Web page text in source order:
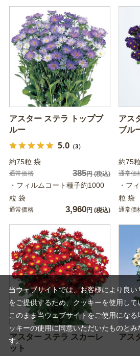
アスター ステラ トップブ
ルー
5.0（3）
約75粒 袋
通常価格 385円(税込)
・フィルムコート種子約1000
粒 袋
通常価格 3,960円 (税込)
アス
ブル
約75
通常価
・フ
粒 袋
通常価
アスター ステラ スカーレ
ット
アス
当ウェブサイトでは、お客様により良い
をご提供するため、クッキーを使用して
このまま当ウェブサイトをご使用になる
ッキーの使用に同意いただいたものとみ
す。